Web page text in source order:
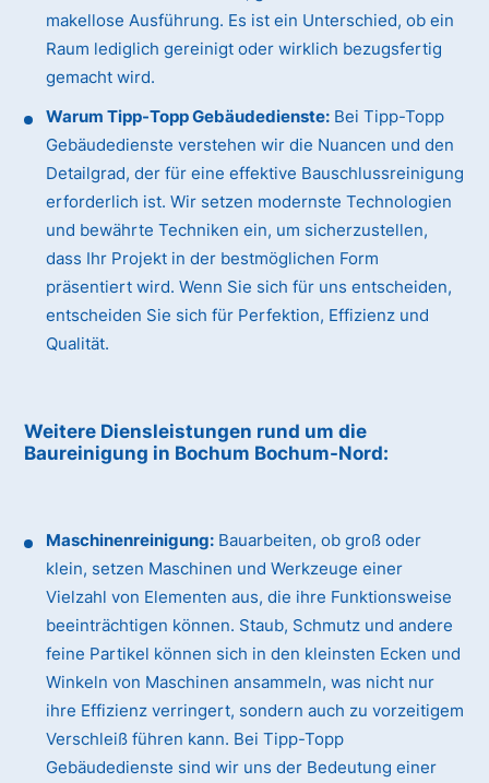
makellose Ausführung. Es ist ein Unterschied, ob ein
Raum lediglich gereinigt oder wirklich bezugsfertig
gemacht wird.
Warum Tipp-Topp Gebäudedienste: Bei Tipp-Topp
Gebäudedienste verstehen wir die Nuancen und den
Detailgrad, der für eine effektive Bauschlussreinigung
erforderlich ist. Wir setzen modernste Technologien
und bewährte Techniken ein, um sicherzustellen,
dass Ihr Projekt in der bestmöglichen Form
präsentiert wird. Wenn Sie sich für uns entscheiden,
entscheiden Sie sich für Perfektion, Effizienz und
Qualität.
Weitere Diensleistungen rund um die
Baureinigung in Bochum Bochum-Nord:
Maschinenreinigung: Bauarbeiten, ob groß oder
klein, setzen Maschinen und Werkzeuge einer
Vielzahl von Elementen aus, die ihre Funktionsweise
beeinträchtigen können. Staub, Schmutz und andere
feine Partikel können sich in den kleinsten Ecken und
Winkeln von Maschinen ansammeln, was nicht nur
ihre Effizienz verringert, sondern auch zu vorzeitigem
Verschleiß führen kann. Bei Tipp-Topp
Gebäudedienste sind wir uns der Bedeutung einer